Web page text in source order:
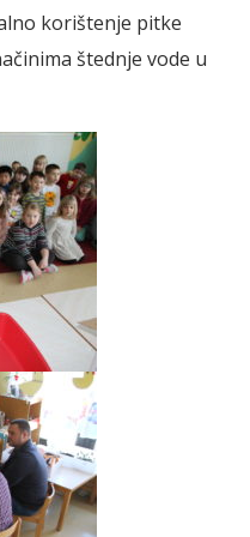
korištenje pitke
štednje vode u